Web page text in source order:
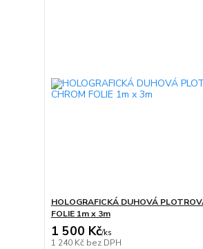
HOLOGRAFICKÁ DUHOVÁ
FOLIE 1m x 3m
1 500 Kč/ks
1 240 Kč bez DPH